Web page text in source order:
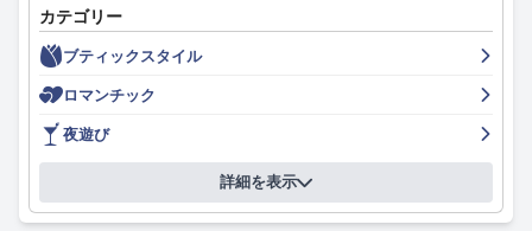
り、便利な簡易キッチンや子供用朝食ボックスなどの特別なサー
ビスがあるため、家族連れに非常に適しています。全体的に静か
で家族連れに優しい雰囲気で、小さなお子様連れでも快適に滞在
できます。
ホテルの中心部という立地から、ナイトライフにも便利ですが、
通りの騒音が気になる場合があります。館内バーは心地よい雰囲
気ですが、閉店時間が早いです。訪問者は、居心地が良く清潔な
ベッドを高く評価しており、枕の快適さについては賛否両論あり
ますが、ぐっすり眠ることができます。
室を誇っていますが、一部の宿泊客は、内装が古臭いと感じまし
た。ベッドは、その快適さと広さが高く評価されています。ホテ
ルの素晴らしいスタッフ、特にコンシェルジュのレフは、フレン
ドリーで、丁寧で、親切なサービスを提供しており、本当にハイ
ライトです。朝食は、一般的に好評で、豊富な種類の食べ物があ
りますが、一部の宿泊客は、種類と野菜が不足していると感じま
した。ホテルは、清潔さの面で賞賛されていますが、一部の宿泊
客は、改善の余地がある箇所を指摘しました。全体として、ホテ
ル・グーテンベルグは、お金に見合う価値があり、宿泊客から高
く評価されています。
カテゴリー
ブティックスタイル
ロマンチック
夜遊び
詳細を表示